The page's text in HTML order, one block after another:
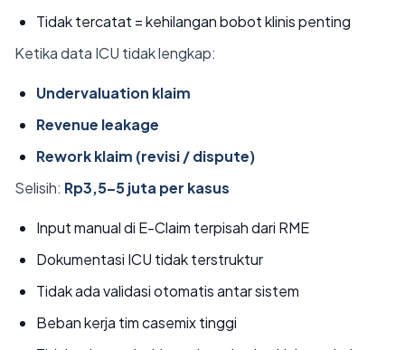
Tidak tercatat = kehilangan bobot klinis penting
Ketika data ICU tidak lengkap:
Undervaluation klaim
Revenue leakage
Rework klaim (revisi / dispute)
Selisih: Rp3,5–5 juta per kasus
Input manual di E-Claim terpisah dari RME
Dokumentasi ICU tidak terstruktur
Tidak ada validasi otomatis antar sistem
Beban kerja tim casemix tinggi